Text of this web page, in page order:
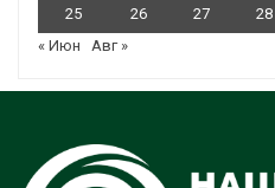
25 26 27 28
« Июн
Авг »